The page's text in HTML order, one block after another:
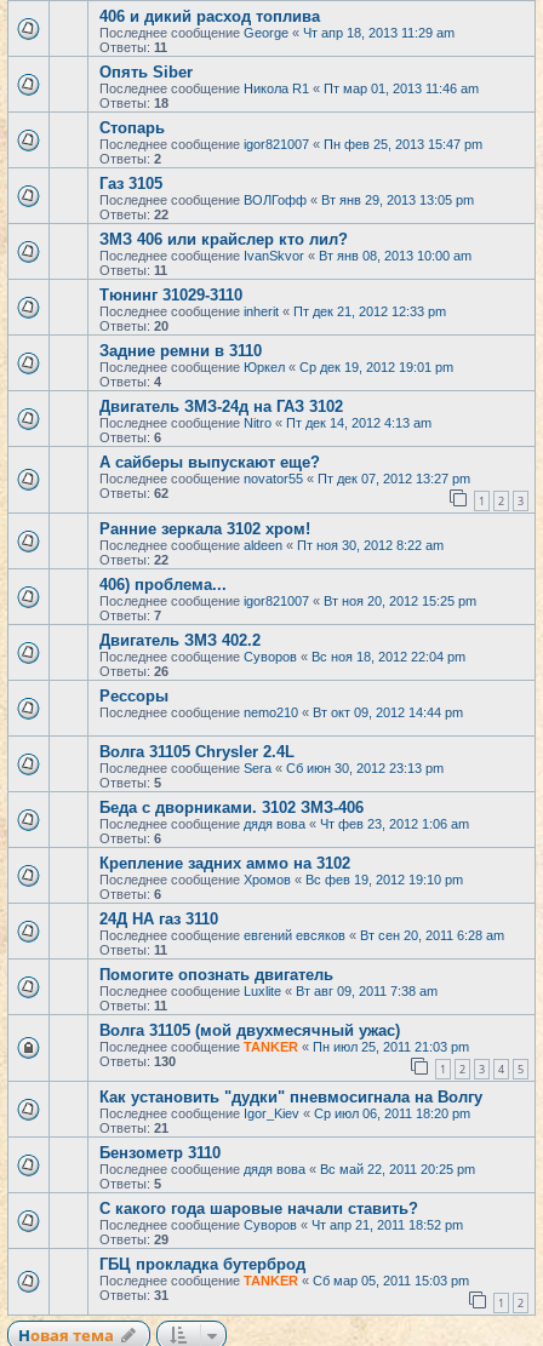
406 и дикий расход топлива
Последнее сообщение George « Чт апр 18, 2013 11:29 am
Ответы: 11
Опять Siber
Последнее сообщение Никола R1 « Пт мар 01, 2013 11:46 am
Ответы: 18
Стопарь
Последнее сообщение igor821007 « Пн фев 25, 2013 15:47 pm
Ответы: 2
Газ 3105
Последнее сообщение ВОЛГофф « Вт янв 29, 2013 13:05 pm
Ответы: 22
ЗМЗ 406 или крайслер кто лил?
Последнее сообщение IvanSkvor « Вт янв 08, 2013 10:00 am
Ответы: 11
Тюнинг 31029-3110
Последнее сообщение inherit « Пт дек 21, 2012 12:33 pm
Ответы: 20
Задние ремни в 3110
Последнее сообщение Юркел « Ср дек 19, 2012 19:01 pm
Ответы: 4
Двигатель ЗМЗ-24д на ГАЗ 3102
Последнее сообщение Nitro « Пт дек 14, 2012 4:13 am
Ответы: 6
А сайберы выпускают еще?
Последнее сообщение novator55 « Пт дек 07, 2012 13:27 pm
Ответы: 62 1 2 3
Ранние зеркала 3102 хром!
Последнее сообщение aldeen « Пт ноя 30, 2012 8:22 am
Ответы: 22
406) проблема...
Последнее сообщение igor821007 « Вт ноя 20, 2012 15:25 pm
Ответы: 7
Двигатель ЗМЗ 402.2
Последнее сообщение Суворов « Вс ноя 18, 2012 22:04 pm
Ответы: 26
Рессоры
Последнее сообщение nemo210 « Вт окт 09, 2012 14:44 pm
Волга 31105 Chrysler 2.4L
Последнее сообщение Sera « Сб июн 30, 2012 23:13 pm
Ответы: 5
Беда с дворниками. 3102 ЗМЗ-406
Последнее сообщение дядя вова « Чт фев 23, 2012 1:06 am
Ответы: 6
Крепление задних аммо на 3102
Последнее сообщение Хромов « Вс фев 19, 2012 19:10 pm
Ответы: 6
24Д НА газ 3110
Последнее сообщение евгений евсяков « Вт сен 20, 2011 6:28 am
Ответы: 11
Помогите опознать двигатель
Последнее сообщение Luxlite « Вт авг 09, 2011 7:38 am
Ответы: 11
Волга 31105 (мой двухмесячный ужас)
Последнее сообщение TANKER « Пн июл 25, 2011 21:03 pm
Ответы: 130 1 2 3 4 5
Как установить "дудки" пневмосигнала на Волгу
Последнее сообщение Igor_Kiev « Ср июл 06, 2011 18:20 pm
Ответы: 21
Бензометр 3110
Последнее сообщение дядя вова « Вс май 22, 2011 20:25 pm
Ответы: 5
С какого года шаровые начали ставить?
Последнее сообщение Суворов « Чт апр 21, 2011 18:52 pm
Ответы: 29
ГБЦ прокладка бутерброд
Последнее сообщение TANKER « Сб мар 05, 2011 15:03 pm
Ответы: 31 1 2
Новая тема